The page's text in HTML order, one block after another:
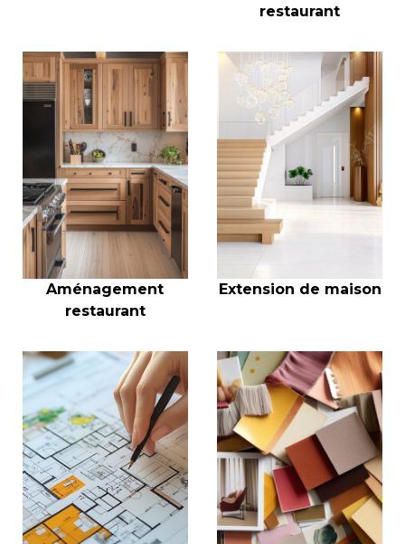
restaurant
Aménagement
restaurant
Extension de maison